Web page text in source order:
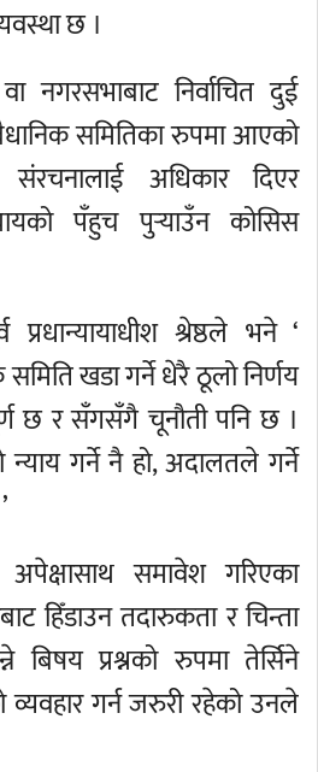
छ ।
नगरसभाबाट निर्वाचित दुई
समितिका रुपमा आएको
संरचनालाई अधिकार दिएर
पँहुच पुर्‍याउँन कोसिस
प्रधान्यायाधीश श्रेष्ठले भने ‘
समिति खडा गर्ने धेरै ठूलो निर्णय
छ र सँगसँगै चूनौती पनि छ ।
गर्ने नै हो, अदालतले गर्ने
समावेश गरिएका
हिँडाउन तदारुकता र चिन्ता
बिषय प्रश्नको रुपमा तेर्सिने
गर्न जरुरी रहेको उनले